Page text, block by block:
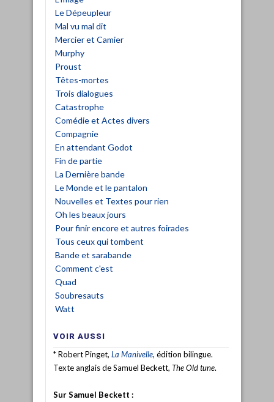
Le Dépeupleur
Mal vu mal dit
Mercier et Camier
Murphy
Proust
Têtes-mortes
Trois dialogues
Catastrophe
Comédie et Actes divers
Compagnie
En attendant Godot
Fin de partie
La Dernière bande
Le Monde et le pantalon
Nouvelles et Textes pour rien
Oh les beaux jours
Pour finir encore et autres foirades
Tous ceux qui tombent
Bande et sarabande
Comment c'est
Quad
Soubresauts
Watt
VOIR AUSSI
* Robert Pinget, La Manivelle, édition bilingue.
Texte anglais de Samuel Beckett, The Old tune.
Sur Samuel Beckett :